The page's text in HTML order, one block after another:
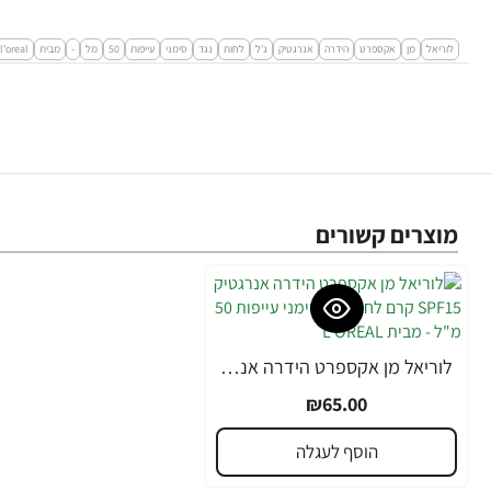
לוריאל מן אקספרט הידרה אנרגטיק ג'ל לחות נגד סימני עייפות 50 מל - מבית l'oreal
מוצרים קשורים
לוריאל מן אקספרט הידרה אנרגטיק SPF15 קרם לחות נגד סימני עייפות 50 מ"ל - מבית L'OREAL
₪65.00
הוסף לעגלה